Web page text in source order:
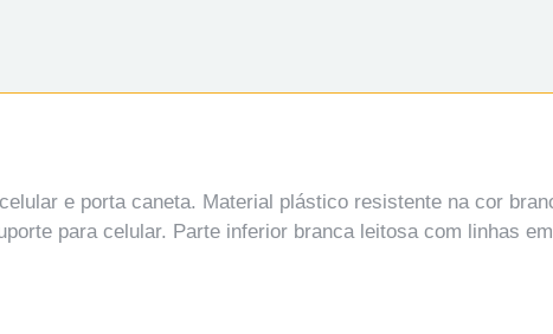
e porta caneta. Material plástico resistente na cor
para celular. Parte inferior branca leitosa com linhas